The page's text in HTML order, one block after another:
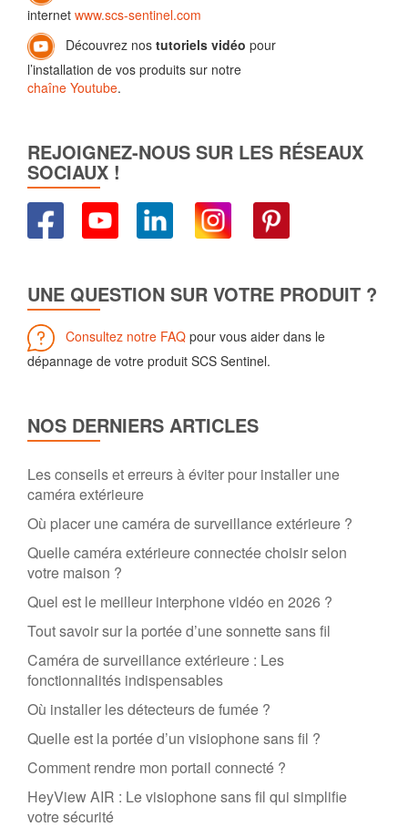
internet www.scs-sentinel.com
Découvrez nos tutoriels vidéo pour
l’installation de vos produits sur notre
chaîne Youtube.
REJOIGNEZ-NOUS SUR LES RÉSEAUX
SOCIAUX !
UNE QUESTION SUR VOTRE PRODUIT ?
Consultez notre FAQ pour vous aider dans le
dépannage de votre produit SCS Sentinel.
NOS DERNIERS ARTICLES
Les conseils et erreurs à éviter pour installer une
caméra extérieure
Où placer une caméra de surveillance extérieure ?
Quelle caméra extérieure connectée choisir selon
votre maison ?
Quel est le meilleur interphone vidéo en 2026 ?
Tout savoir sur la portée d’une sonnette sans fil
Caméra de surveillance extérieure : Les
fonctionnalités indispensables
Où installer les détecteurs de fumée ?
Quelle est la portée d’un visiophone sans fil ?
Comment rendre mon portail connecté ?
HeyView AIR : Le visiophone sans fil qui simplifie
votre sécurité